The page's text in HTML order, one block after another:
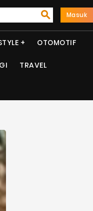
Masuk
OTOMOTIF
TRAVEL